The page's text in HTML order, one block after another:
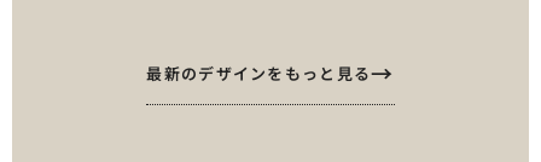
最新のデザインをもっと見る